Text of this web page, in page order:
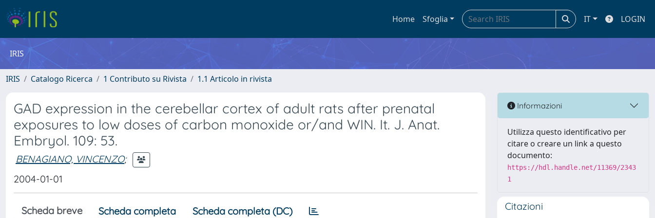
Home Sfoglia IT LOGIN
IRIS
IRIS Catalogo Ricerca 1 Contributo su Rivista 1.1 Articolo in rivista
GAD expression in the cerebellar cortex of adult rats after prenatal
exposures to low doses of carbon monoxide or/and WIN. It. J. Anat.
Embryol. 109: 53.
BENAGIANO, VINCENZO;
2004-01-01
Scheda breve Scheda completa Scheda completa (DC)
Informazioni
Utilizza questo identificativo per
citare o creare un link a questo
documento:
https://hdl.handle.net/11369/2343
1
Citazioni